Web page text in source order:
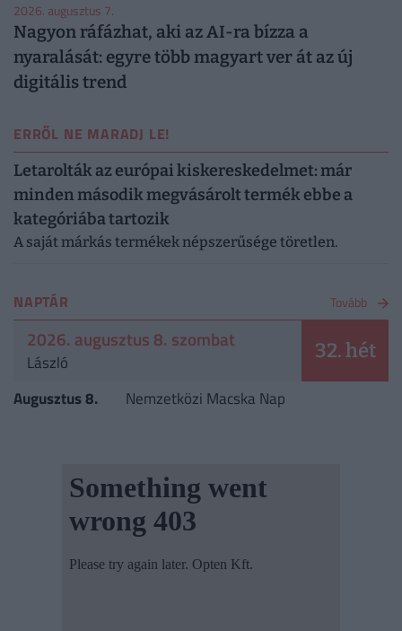
2026. augusztus 7.
Nagyon ráfázhat, aki az AI-ra bízza a
nyaralását: egyre több magyart ver át az új
digitális trend
ERRŐL NE MARADJ LE!
Letarolták az európai kiskereskedelmet: már
minden második megvásárolt termék ebbe a
kategóriába tartozik
A saját márkás termékek népszerűsége töretlen.
NAPTÁR Tovább
2026. augusztus 8. szombat
László 32. hét
Augusztus 8. Nemzetközi Macska Nap